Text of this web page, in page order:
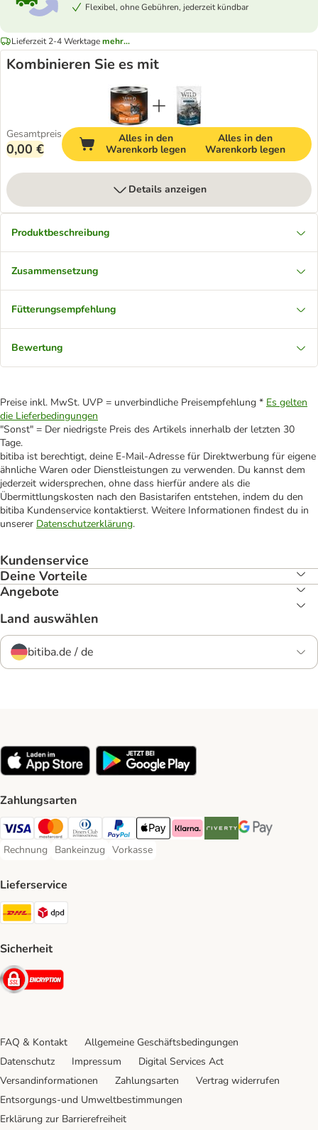
Flexibel, ohne Gebühren, jederzeit kündbar
Lieferzeit 2-4 Werktagemehr...
Kombinieren Sie es mit
Gesamtpreis
0,00 €
Alles in den
Warenkorb legen
Alles in den
Warenkorb legen
Details anzeigen
Produktbeschreibung
Zusammensetzung
Fütterungsempfehlung
Bewertung
Preise inkl. MwSt. UVP = unverbindliche Preisempfehlung * Es gelten
die Lieferbedingungen
"Sonst" = Der niedrigste Preis des Artikels innerhalb der letzten 30
Tage.
bitiba ist berechtigt, deine E-Mail-Adresse für Direktwerbung für eigene
ähnliche Waren oder Dienstleistungen zu verwenden. Du kannst dem
jederzeit widersprechen, ohne dass hierfür andere als die
Übermittlungskosten nach den Basistarifen entstehen, indem du den
bitiba Kundenservice kontaktierst. Weitere Informationen findest du in
unserer Datenschutzerklärung.
Kundenservice
Deine Vorteile
Angebote
Land auswählen
bitiba.de / de
Zahlungsarten
Visa Payment Method
Mastercard Payment Method
Diners Club Payment Method
PayPal Payment Method
Apple Pay Payment Method
Klarna Payment Method
Riverty Payment Method
Google Pay
Rechnung
Rechnung Payment Method
Bankeinzug
Bankeinzug Payment Method
Vorkasse
Vorkasse Payment Method
Lieferservice
DHL Shipping Method
Sicherheit
Security
FAQ & Kontakt
Allgemeine Geschäftsbedingungen
Datenschutz
Impressum
Digital Services Act
Versandinformationen
Zahlungsarten
Vertrag widerrufen
Entsorgungs-und Umweltbestimmungen
Erklärung zur Barrierefreiheit